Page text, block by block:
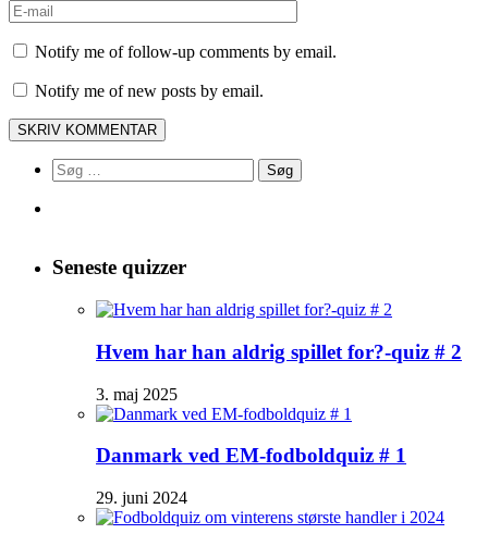
Notify me of follow-up comments by email.
Notify me of new posts by email.
Søg
efter:
Seneste quizzer
Hvem har han aldrig spillet for?-quiz # 2
3. maj 2025
Danmark ved EM-fodboldquiz # 1
29. juni 2024